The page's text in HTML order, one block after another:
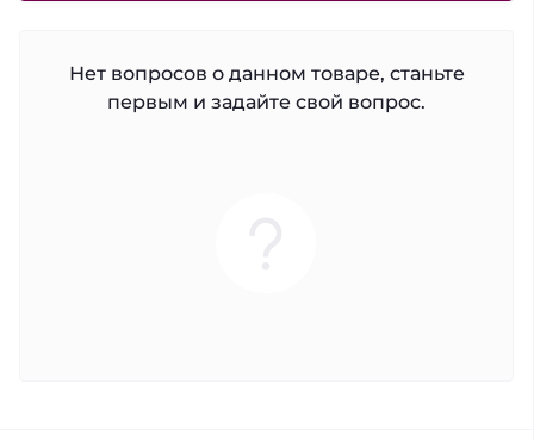
Нет вопросов о данном товаре, станьте
первым и задайте свой вопрос.